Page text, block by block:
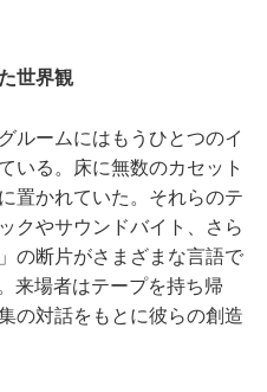
世界観
ルームにはもうひとつのイ
いる。床に無数のカセット
置かれていた。それらのテ
クやサウンドバイト、さら
の断片がさまざまな言語で
来場者はテープを持ち帰
の対話をもとに彼らの創造